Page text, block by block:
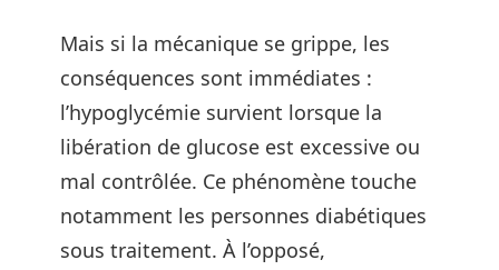
Mais si la mécanique se grippe, les
conséquences sont immédiates :
l’hypoglycémie survient lorsque la
libération de glucose est excessive ou
mal contrôlée. Ce phénomène touche
notamment les personnes diabétiques
sous traitement. À l’opposé,